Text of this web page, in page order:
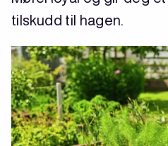
tilskudd til hagen.